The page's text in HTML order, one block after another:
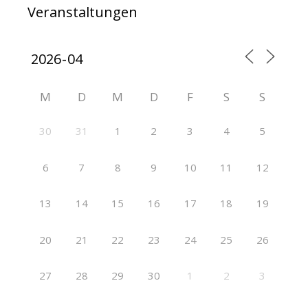
Veranstaltungen
M D M D F S S
30 31 1 2 3 4 5
6 7 8 9 10 11 12
13 14 15 16 17 18 19
20 21 22 23 24 25 26
27 28 29 30 1 2 3